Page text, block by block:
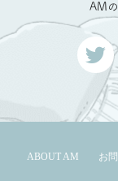
AM
ABOUT AM お